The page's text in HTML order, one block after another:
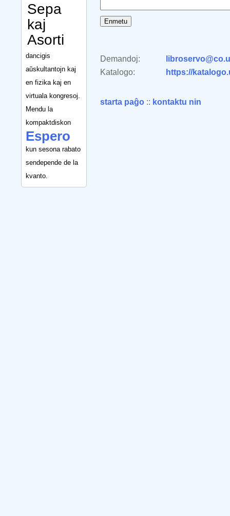
Sepa
kaj
Asorti
dancigis
aŭskultantojn kaj
en fizika kaj en
virtuala kongresoj.
Mendu la
kompaktdiskon
Espero
kun sesona rabato
sendepende de la
kvanto.
Demandoj:
Katalogo:
https://
starta paĝo :: kontaktu nin